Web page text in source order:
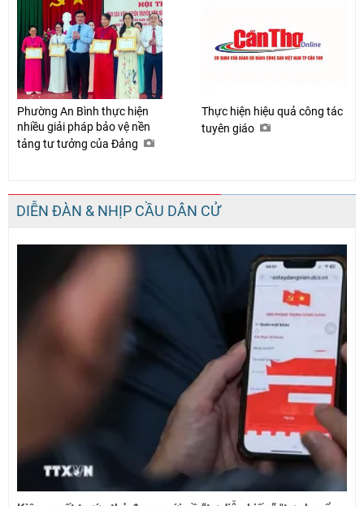
Phường An Bình thực hiện
nhiều giải pháp bảo vệ nền
tảng tư tưởng của Đảng
Thực hiện hiệu quả công tác
tuyên giáo
DIỄN ĐÀN & NHỊP CẦU DÂN CỬ